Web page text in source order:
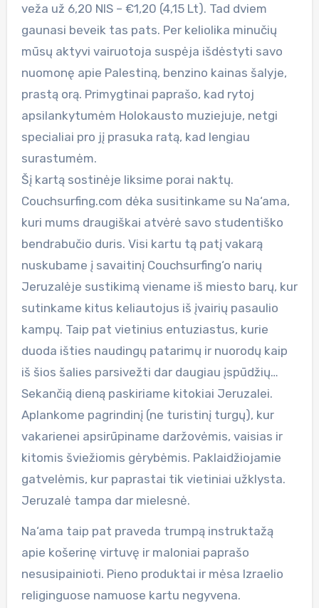
veža už 6,20 NIS – €1,20 (4,15 Lt). Tad dviem
gaunasi beveik tas pats. Per keliolika minučių
mūsų aktyvi vairuotoja suspėja išdėstyti savo
nuomonę apie Palestiną, benzino kainas šalyje,
prastą orą. Primygtinai paprašo, kad rytoj
apsilankytumėm Holokausto muziejuje, netgi
specialiai pro jį prasuka ratą, kad lengiau
surastumėm.
Šį kartą sostinėje liksime porai naktų.
Couchsurfing.com dėka susitinkame su Na‘ama,
kuri mums draugiškai atvėrė savo studentiško
bendrabučio duris. Visi kartu tą patį vakarą
nuskubame į savaitinį Couchsurfing‘o narių
Jeruzalėje sustikimą viename iš miesto barų, kur
sutinkame kitus keliautojus iš įvairių pasaulio
kampų. Taip pat vietinius entuziastus, kurie
duoda išties naudingų patarimų ir nuorodų kaip
iš šios šalies parsivežti dar daugiau įspūdžių…
Sekančią dieną paskiriame kitokiai Jeruzalei.
Aplankome pagrindinį (ne turistinį turgų), kur
vakarienei apsirūpiname daržovėmis, vaisias ir
kitomis šviežiomis gėrybėmis. Paklaidžiojamie
gatvelėmis, kur paprastai tik vietiniai užklysta.
Jeruzalė tampa dar mielesnė.
Na‘ama taip pat praveda trumpą instruktažą
apie košerinę virtuvę ir maloniai paprašo
nesusipainioti. Pieno produktai ir mėsa Izraelio
religinguose namuose kartu negyvena.